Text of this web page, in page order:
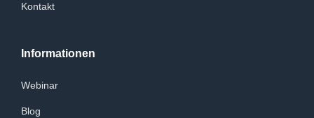
Kontakt
Informationen
Webinar
Blog